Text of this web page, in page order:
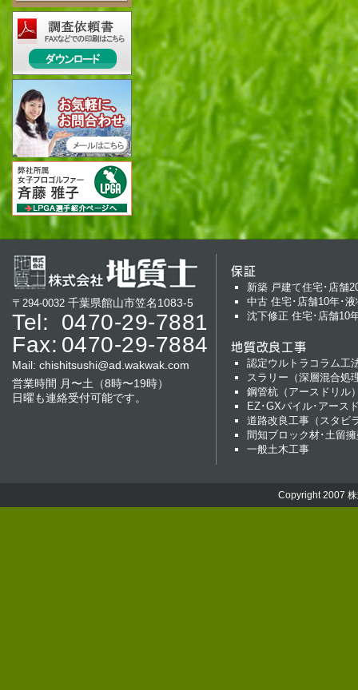
〒294-0032 千葉県館山市笠名1083-5
Tel:
0470-29-7881
Fax: 0470-29-7884
Mail: chishitsushi@ad.wakwak.com
営業時間 月〜土（8時〜19時）
日曜も連絡受付可能です。
保証
新築 戸建て住宅･店舗
中古 住宅･店舗10年･液
沈下修正 住宅･店舗10
地質改良工事
認定ウルトラコラム工
スラリー（深層混合処
鋼管杭（アースドリル
EZ･GXパイル･アース
道路改良工事（スタビ
間知ブロック材･土留
一般土木工事
Copyright 2007